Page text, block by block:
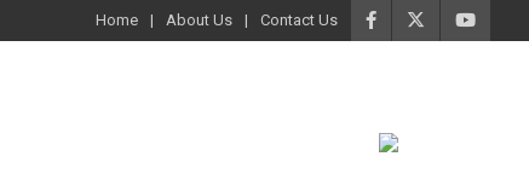
Home About Us Contact Us